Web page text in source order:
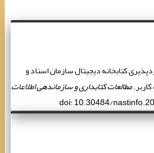
اعظم . (1401). کاربردپذیری کتابخانه دیجیتال سازمان اسناد و
مطالعات کتابداری و سازماندهی اطلاعات,